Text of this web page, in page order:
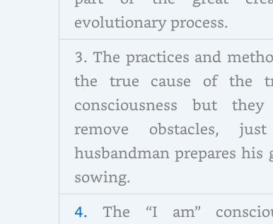
evolutionary process.
3. The practices and
the true cause of the
consciousness but
remove obstacles,
husbandman prepares his
sowing.
4. The “I am”